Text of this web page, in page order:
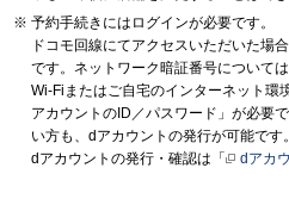
予約手続きにはログインが必要です。
ドコモ回線にてアクセスいただいた場
です。ネットワーク暗証番号については
Wi-Fiまたはご自宅のインターネット環
アカウントのID／パスワード」が必要
い方も、dアカウントの発行が可能です。
dアカウントの発行・確認は「
dアカ